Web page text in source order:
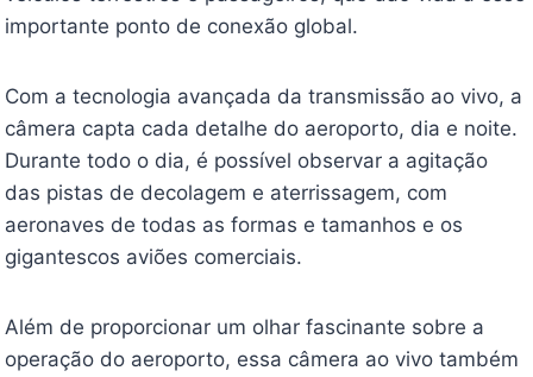
importante ponto de conexão global.
Com a tecnologia avançada da transmissão ao vivo, a
câmera capta cada detalhe do aeroporto, dia e noite.
Durante todo o dia, é possível observar a agitação
das pistas de decolagem e aterrissagem, com
aeronaves de todas as formas e tamanhos e os
gigantescos aviões comerciais.
Além de proporcionar um olhar fascinante sobre a
operação do aeroporto, essa câmera ao vivo também